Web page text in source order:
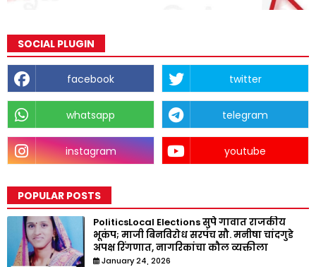
SOCIAL PLUGIN
facebook twitter
whatsapp telegram
instagram youtube
POPULAR POSTS
PoliticsLocal Elections सुपे गावात राजकीय
भूकंप; माजी बिनविरोध सरपंच सौ. मनीषा चांदगुडे
अपक्ष रिंगणात, नागरिकांचा कौल व्यक्तीला
January 24, 2026